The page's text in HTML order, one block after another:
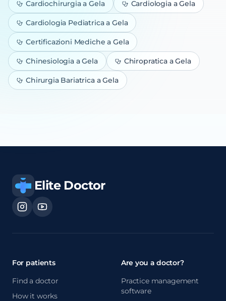
Cardiochirurgiaa Gela Cardiologiaa Gela
Cardiologia Pediatricaa Gela
Certificazioni Mediche a Gela
Chinesiologiaa Gela Chiropraticaa Gela
Chirurgia Bariatricaa Gela
Elite Doctor
For patients
Find a doctor
How it works
Are you a doctor?
Practice management
software